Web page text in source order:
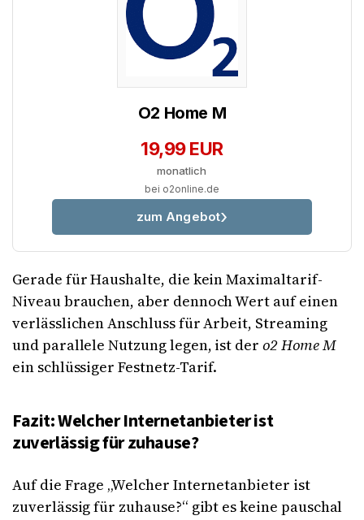
O2 Home M
19,99 EUR
monatlich
bei o2online.de
zum Angebot
Gerade für Haushalte, die kein Maximaltarif-
Niveau brauchen, aber dennoch Wert auf einen
verlässlichen Anschluss für Arbeit, Streaming
und parallele Nutzung legen, ist dero2 Home M
ein schlüssiger Festnetz-Tarif.
Fazit: Welcher Internetanbieter ist
zuverlässig für zuhause?
Auf die Frage „Welcher Internetanbieter ist
zuverlässig für zuhause?“ gibt es keine pauschal